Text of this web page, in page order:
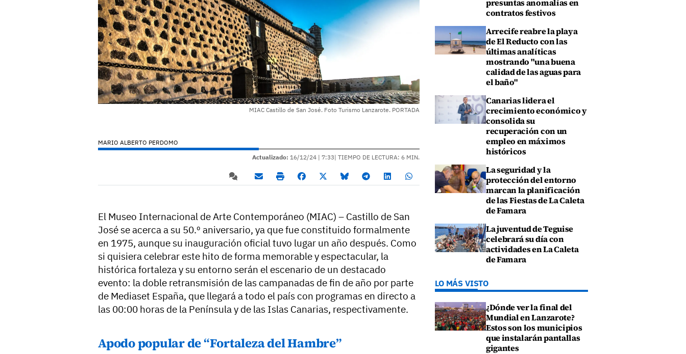
MIAC Castillo de San José. Foto Turismo Lanzarote. PORTADA
MARIO ALBERTO PERDOMO
Actualizado: 16/12/24 | 7:33| TIEMPO DE LECTURA: 6 MIN.
El Museo Internacional de Arte Contemporáneo (MIAC) – Castillo de San
José se acerca a su 50.º aniversario, ya que fue constituido formalmente
en 1975, aunque su inauguración oficial tuvo lugar un año después. Como
si quisiera celebrar este hito de forma memorable y espectacular, la
histórica fortaleza y su entorno serán el escenario de un destacado
evento: la doble retransmisión de las campanadas de fin de año por parte
de Mediaset España, que llegará a todo el país con programas en directo a
las 00:00 horas de la Península y de las Islas Canarias, respectivamente.
Apodo popular de “Fortaleza del Hambre”
presuntas anomalías en
contratos festivos
Arrecife reabre la playa
de El Reducto con las
últimas analíticas
mostrando "una buena
calidad de las aguas para
el baño"
Canarias lidera el
crecimiento económico y
consolida su
recuperación con un
empleo en máximos
históricos
La seguridad y la
protección del entorno
marcan la planificación
de las Fiestas de La Caleta
de Famara
La juventud de Teguise
celebrará su día con
actividades en La Caleta
de Famara
LO MÁS VISTO
¿Dónde ver la final del
Mundial en Lanzarote?
Estos son los municipios
que instalarán pantallas
gigantes